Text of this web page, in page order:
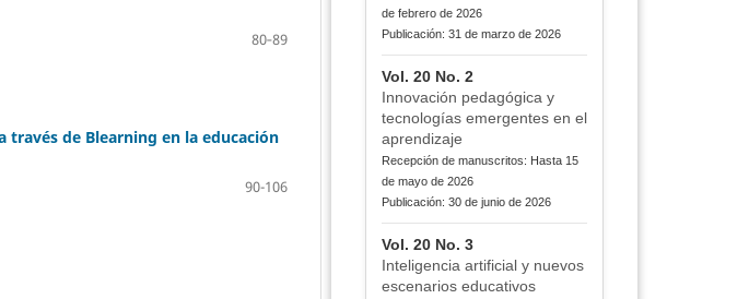
80‐89
través de Blearning en la educación
90-106
de febrero de 2026
Publicación: 31 de marzo de 2026
Vol. 20 No. 2
Innovación pedagógica y
tecnologías emergentes en el
aprendizaje
Recepción de manuscritos: Hasta 15
de mayo de 2026
Publicación: 30 de junio de 2026
Vol. 20 No. 3
Inteligencia artificial y nuevos
escenarios educativos